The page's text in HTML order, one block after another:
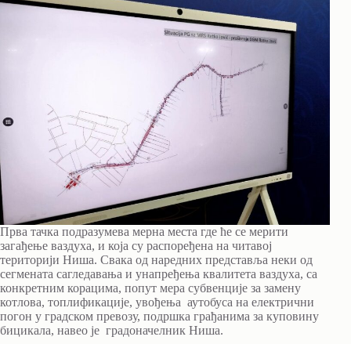
Прва тачка подразумева мерна места где ће се мерити
загађење ваздуха, и која су распоређена на читавој
територији Ниша. Свака од наредних представља неки од
сегмената сагледавања и унапређења квалитета ваздуха, са
конкретним корацима, попут мера субвенције за замену
котлова, топлификације, увођења аутобуса на електрични
погон у градском превозу, подршка грађанима за куповину
бицикала, навео је градоначелник Ниша.